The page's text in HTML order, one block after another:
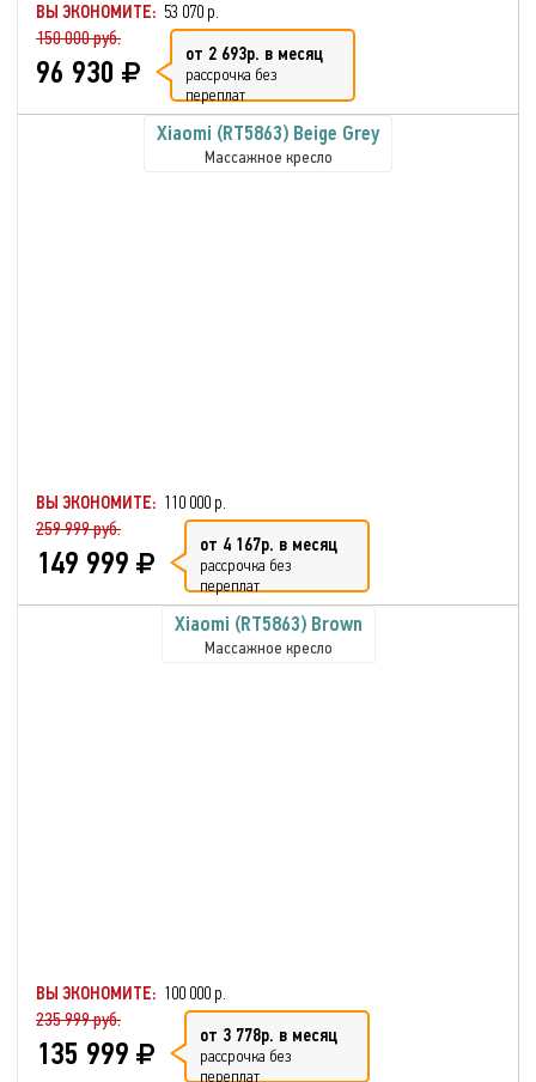
ВЫ ЭКОНОМИТЕ: 53 070 р.
150 000 руб.
96 930 от 2 693р. в месяц
рассрочка без
переплат
Xiaomi (RT5863) Beige Grey
Массажное кресло
ВЫ ЭКОНОМИТЕ: 110 000 р.
259 999 руб.
149 999 от 4 167р. в месяц
рассрочка без
переплат
Xiaomi (RT5863) Brown
Массажное кресло
ВЫ ЭКОНОМИТЕ: 100 000 р.
235 999 руб.
135 999 от 3 778р. в месяц
рассрочка без
переплат